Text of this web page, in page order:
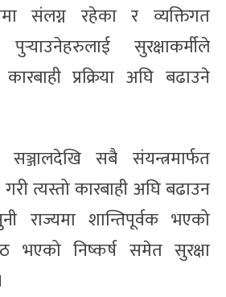
संलग्न रहेका र व्यक्तिगत
सुरक्षाकर्मीले
प्रक्रिया अघि बढाउने
सबै संयन्त्रमार्फत
त्यस्तो कारबाही अघि बढाउन
राज्यमा शान्तिपूर्वक भएको
भएको निष्कर्ष समेत सुरक्षा